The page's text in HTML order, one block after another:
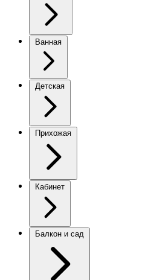
Ванная
Детская
Прихожая
Кабинет
Балкон и сад